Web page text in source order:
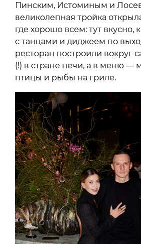
Пинским, Истоминым и
великолепная тройка
где хорошо всем: тут вкусно,
с танцами и диджеем по
ресторан построили вокруг
(!) в стране печи, а в меню —
птицы и рыбы на гриле.